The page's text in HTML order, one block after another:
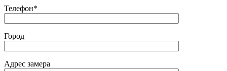
Телефон*
Город
Адрес замера